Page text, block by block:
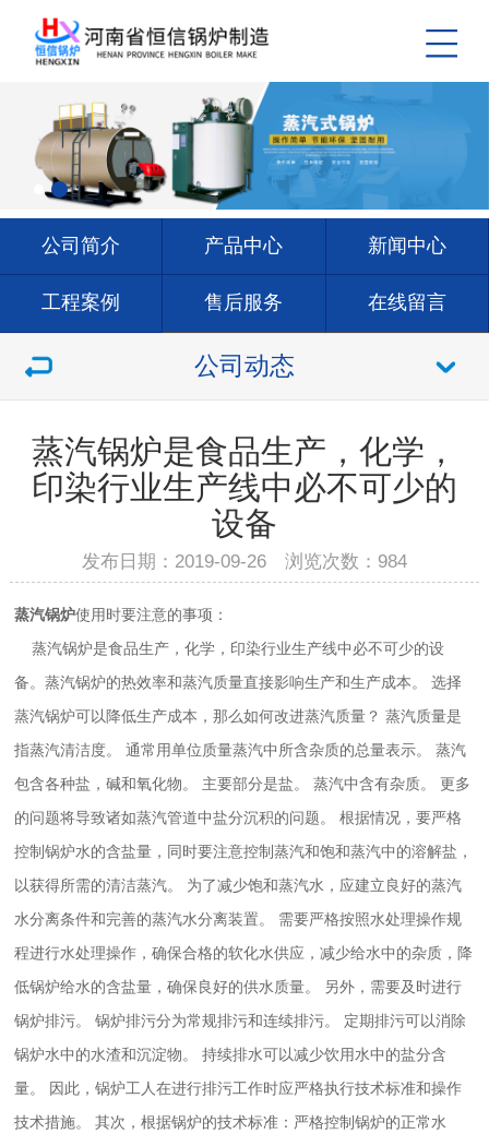
公司简介 产品中心 新闻中心
工程案例 售后服务 在线留言
联系我们 公司动态
蒸汽锅炉是食品生产，化学，
印染行业生产线中必不可少的
设备
发布日期：2019-09-26 浏览次数： 984
蒸汽锅炉使用时要注意的事项：
蒸汽锅炉是食品生产，化学，印染行业生产线中必不可少的设
备。蒸汽锅炉的热效率和蒸汽质量直接影响生产和生产成本。 选择
蒸汽锅炉可以降低生产成本，那么如何改进蒸汽质量？ 蒸汽质量是
指蒸汽清洁度。 通常用单位质量蒸汽中所含杂质的总量表示。 蒸汽
包含各种盐，碱和氧化物。 主要部分是盐。 蒸汽中含有杂质。 更多
的问题将导致诸如蒸汽管道中盐分沉积的问题。 根据情况，要严格
控制锅炉水的含盐量，同时要注意控制蒸汽和饱和蒸汽中的溶解盐，
以获得所需的清洁蒸汽。 为了减少饱和蒸汽水，应建立良好的蒸汽
水分离条件和完善的蒸汽水分离装置。 需要严格按照水处理操作规
程进行水处理操作，确保合格的软化水供应，减少给水中的杂质，降
低锅炉给水的含盐量，确保良好的供水质量。 另外，需要及时进行
锅炉排污。 锅炉排污分为常规排污和连续排污。 定期排污可以消除
锅炉水中的水渣和沉淀物。 持续排水可以减少饮用水中的盐分含
量。 因此，锅炉工人在进行排污工作时应严格执行技术标准和操作
技术措施。 其次，根据锅炉的技术标准：严格控制锅炉的正常水